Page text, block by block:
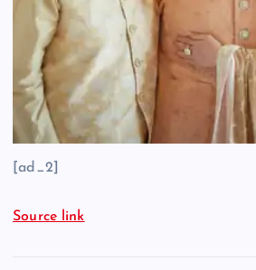
[ad_2]
Source link